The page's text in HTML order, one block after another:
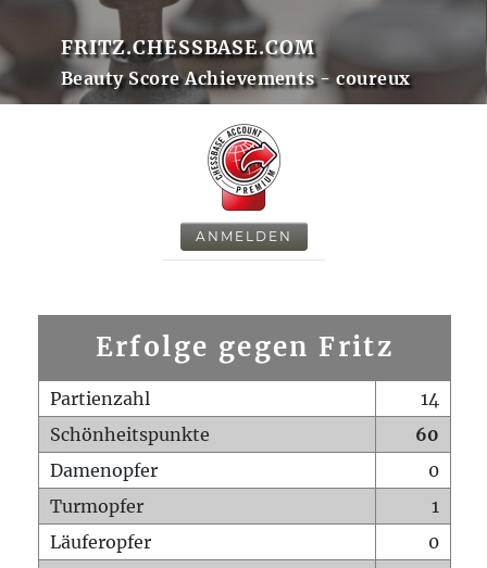
FRITZ.CHESSBASE.COM
Beauty Score Achievements - coureux
ANMELDEN
Erfolge gegen Fritz
Partienzahl
14
Schönheitspunkte
60
Damenopfer
0
Turmopfer
1
Läuferopfer
0